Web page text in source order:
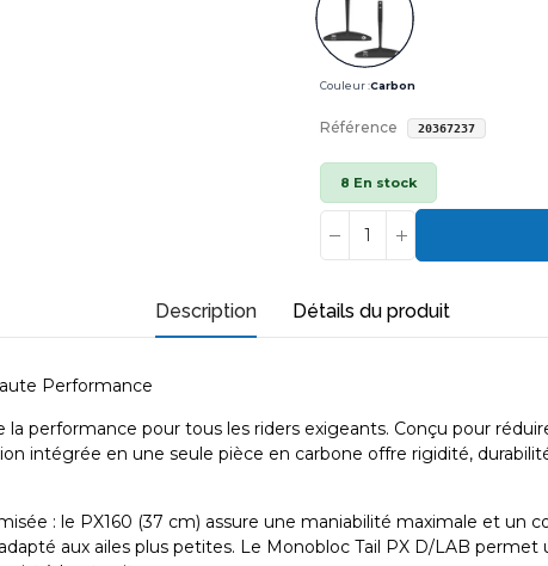
Couleur :Carbon
Référence 20367237
8 En stock
Description Détails du produit
Performance
performance pour tous les riders exigeants. Conçu pour
intégrée en une seule pièce en carbone offre rigidité,
: le PX160 (37 cm) assure une maniabilité maximale et un
aux ailes plus petites. Le Monobloc Tail PX D/LAB